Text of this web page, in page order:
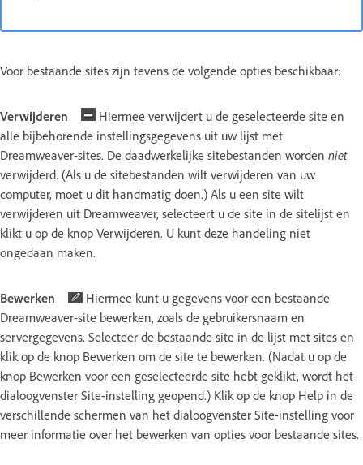
Voor bestaande sites zijn tevens de volgende opties beschikbaar:
Verwijderen
Hiermee verwijdert u de geselecteerde site en
alle bijbehorende instellingsgegevens uit uw lijst met
Dreamweaver-sites. De daadwerkelijke sitebestanden worden niet
verwijderd. (Als u de sitebestanden wilt verwijderen van uw
computer, moet u dit handmatig doen.) Als u een site wilt
verwijderen uit Dreamweaver, selecteert u de site in de sitelijst en
klikt u op de knop Verwijderen. U kunt deze handeling niet
ongedaan maken.
Bewerken
Hiermee kunt u gegevens voor een bestaande
Dreamweaver-site bewerken, zoals de gebruikersnaam en
servergegevens. Selecteer de bestaande site in de lijst met sites en
klik op de knop Bewerken om de site te bewerken. (Nadat u op de
knop Bewerken voor een geselecteerde site hebt geklikt, wordt het
dialoogvenster Site-instelling geopend.) Klik op de knop Help in de
verschillende schermen van het dialoogvenster Site-instelling voor
meer informatie over het bewerken van opties voor bestaande sites.